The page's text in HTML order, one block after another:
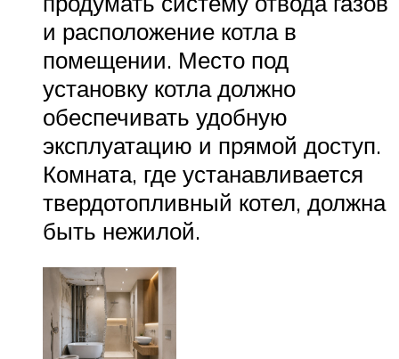
и расположение котла в
помещении. Место под
установку котла должно
обеспечивать удобную
эксплуатацию и прямой доступ.
Комната, где устанавливается
твердотопливный котел, должна
быть нежилой.